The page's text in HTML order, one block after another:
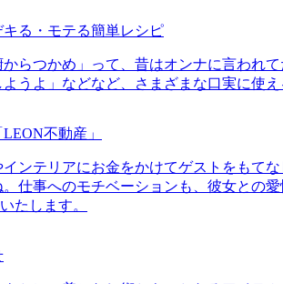
る・モテる簡単レシピ
からつかめ」って、昔はオンナに言われ
うよ」などなど、さまざまな口実に使
不動産」
ンテリアにお金をかけてゲストをもて
仕事へのモチベーションも、彼女との
たします。